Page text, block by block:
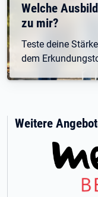
Welche
zu mir?
Teste deine
dem
Weitere